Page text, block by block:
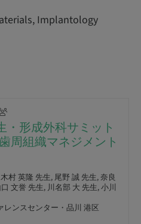
Implantology
・形成外科サミット
周組織マネジメント
村 英隆 先生, 尾野 誠 先生, 奈良
文誉 先生, 川名部 大 先生, 小川
レンスセンター・品川 港区